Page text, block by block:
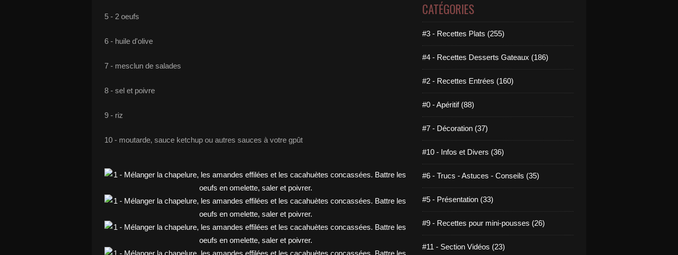
5 - 2 oeufs
6 - huile d'olive
7 - mesclun de salades
8 - sel et poivre
9 - riz
10 - moutarde, sauce ketchup ou autres sauces à votre gpût
CATÉGORIES
#3 - Recettes Plats (255)
#4 - Recettes Desserts Gateaux (186)
#2 - Recettes Entrées (160)
#0 - Apéritif (88)
#7 - Décoration (37)
#10 - Infos et Divers (36)
#6 - Trucs - Astuces - Conseils (35)
#5 - Présentation (33)
#9 - Recettes pour mini-pousses (26)
#11 - Section Vidéos (23)